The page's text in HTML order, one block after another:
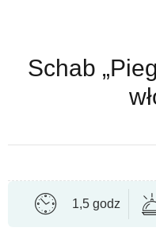
Schab
1,5 godz